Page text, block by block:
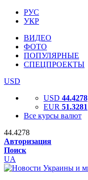
РУС
УКР
ВИДЕО
ФОТО
ПОПУЛЯРНЫЕ
СПЕЦПРОЕКТЫ
USD
USD 44.4278
EUR 51.3281
Все курсы валют
44.4278
Авторизация
Поиск
UA